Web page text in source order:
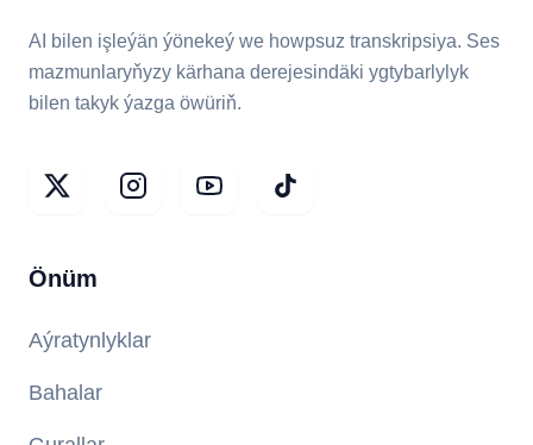
AI bilen işleýän ýönekeý we howpsuz transkripsiya. Ses
mazmunlaryňyzy kärhana derejesindäki ygtybarlylyk
bilen takyk ýazga öwüriň.
Önüm
Aýratynlyklar
Bahalar